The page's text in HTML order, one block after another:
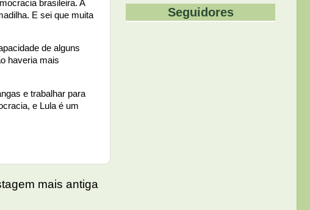
brasileira. A
E sei que muita
de alguns
haveria mais
e trabalhar para
e Lula é um
mais antiga
Seguidores